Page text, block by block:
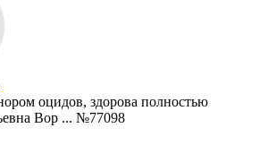
оцидов, здорова полностью
Вор ... №77098